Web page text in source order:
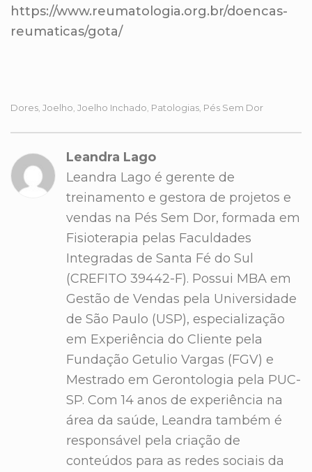
https://www.reumatologia.org.br/doencas-
reumaticas/gota/
Dores Joelho Joelho Inchado Patologias Pés Sem Dor
Leandra Lago
Leandra Lago é gerente de
treinamento e gestora de projetos e
vendas na Pés Sem Dor, formada em
Fisioterapia pelas Faculdades
Integradas de Santa Fé do Sul
(CREFITO 39442-F). Possui MBA em
Gestão de Vendas pela Universidade
de São Paulo (USP), especialização
em Experiência do Cliente pela
Fundação Getulio Vargas (FGV) e
Mestrado em Gerontologia pela PUC-
SP. Com 14 anos de experiência na
área da saúde, Leandra também é
responsável pela criação de
conteúdos para as redes sociais da